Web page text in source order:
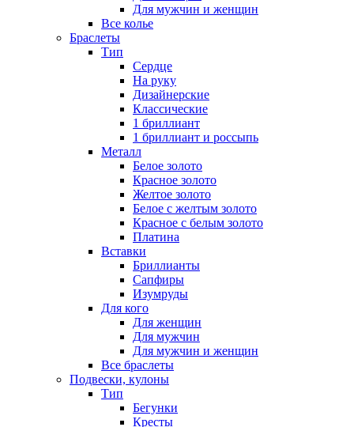
Для мужчин и женщин
Все колье
Браслеты
Тип
Сердце
На руку
Дизайнерские
Классические
1 бриллиант
1 бриллиант и россыпь
Металл
Белое золото
Красное золото
Желтое золото
Белое с желтым золото
Красное с белым золото
Платина
Вставки
Бриллианты
Сапфиры
Изумруды
Для кого
Для женщин
Для мужчин
Для мужчин и женщин
Все браслеты
Подвески, кулоны
Тип
Бегунки
Кресты